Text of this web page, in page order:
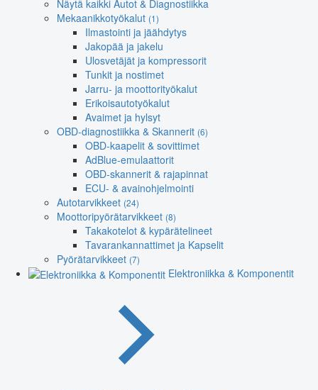
Näytä kaikki Autot & Diagnostiikka
Mekaanikkotyökalut (1)
Ilmastointi ja jäähdytys
Jakopää ja jakelu
Ulosvetäjät ja kompressorit
Tunkit ja nostimet
Jarru- ja moottorityökalut
Erikoisautotyökalut
Avaimet ja hylsyt
OBD-diagnostiikka & Skannerit (6)
OBD-kaapelit & sovittimet
AdBlue-emulaattorit
OBD-skannerit & rajapinnat
ECU- & avainohjelmointi
Autotarvikkeet (24)
Moottoripyörätarvikkeet (8)
Takakotelot & kypärätelineet
Tavarankannattimet ja Kapselit
Pyörätarvikkeet (7)
Elektroniikka & Komponentit